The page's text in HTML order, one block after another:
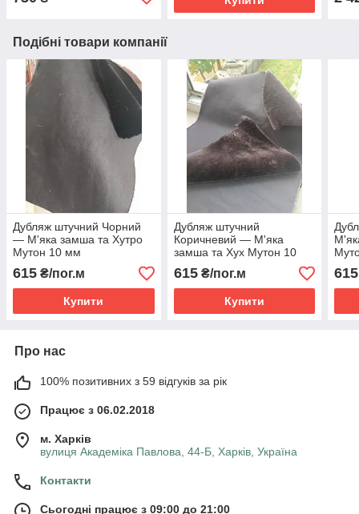
Подібні товари компанії
Дубляж штучний Чорний
— М'яка замша та Хутро
Мутон 10 мм
615 ₴/пог.м
Купити
Дубляж штучний
Коричневий — М'яка
замша та Хух Мутон 10
мм
615₴/пог.м
Купити
615
Про нас
100% позитивних з 59 відгуків за рік
Працює з 06.02.2018
м. Харків
вулиця Академіка Павлова, 44-Б, Харків, Україна
Контакти
Сьогодні працює з 09:00 до 21:00